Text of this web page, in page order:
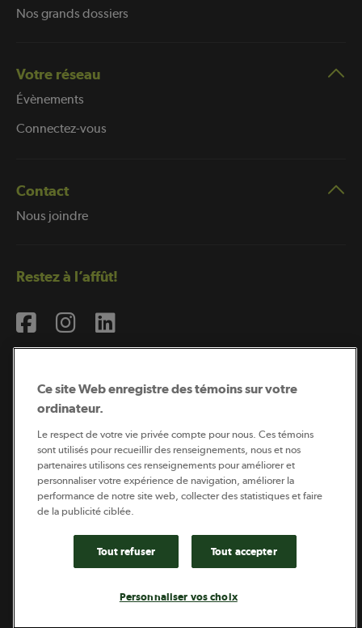
Nos grands dossiers
Votre réseau
Évènements
Connectez-vous
Contact
Nous joindre
Restez à l’affût!
Coopérateur est publié par Sollio Groupe Coopératif.
Il est l’outil d’information de la coopération agricole
québécoise.
Ce site Web enregistre des témoins sur votre
ordinateur.
Le respect de votre vie privée compte pour nous. Ces témoins
sont utilisés pour recueillir des renseignements, nous et nos
partenaires utilisons ces renseignements pour améliorer et
personnaliser votre expérience de navigation, améliorer la
performance de notre site web, collecter des statistiques et faire
de la publicité ciblée.
Tout refuser Tout accepter
Personnaliser vos choix